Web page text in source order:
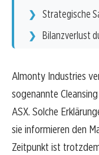
Strategische
Bilanzverlust
Almonty Industries
sogenannte
ASX. Solche
sie informieren den
Zeitpunkt ist